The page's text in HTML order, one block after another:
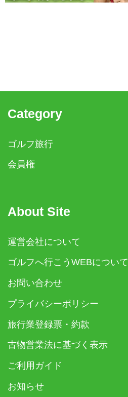
Category
ゴルフ旅行
会員権
About Site
運営会社について
ゴルフへ行こうWEBについて
お問い合わせ
プライバシーポリシー
旅行業登録票・約款
古物営業法に基づく表示
ご利用ガイド
お知らせ